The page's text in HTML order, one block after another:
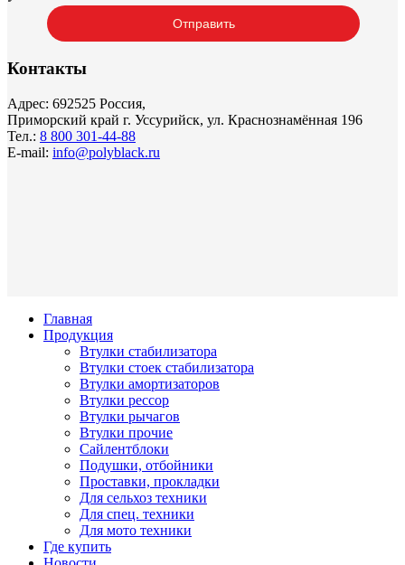
Контакты
Адрес: 692525 Россия,
Приморский край г. Уссурийск, ул. Краснознамённая 196
Тел.: 8 800 301-44-88
E-mail: info@polyblack.ru
Главная
Продукция
Втулки стабилизатора
Втулки стоек стабилизатора
Втулки амортизаторов
Втулки рессор
Втулки рычагов
Втулки прочие
Сайлентблоки
Подушки, отбойники
Проставки, прокладки
Для сельхоз техники
Для спец. техники
Для мото техники
Где купить